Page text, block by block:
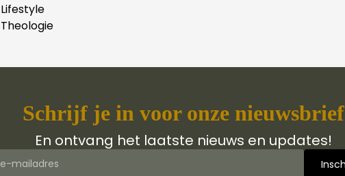
Lifestyle
Theologie
Schrijf je in voor onze nieuwsbrief
En ontvang het laatste nieuws en updates!